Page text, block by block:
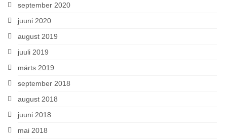
september 2020
juuni 2020
august 2019
juuli 2019
märts 2019
september 2018
august 2018
juuni 2018
mai 2018